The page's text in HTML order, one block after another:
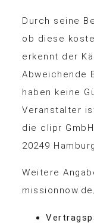
Durch seine
ob diese
erkennt der
Abweichende
haben keine
Veranstalter
die clipr
20249
Weitere